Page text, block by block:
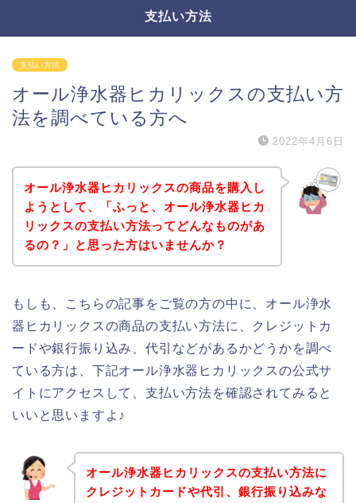
支払い方法
支払い方法
オール浄水器ヒカリックスの支払い方
法を調べている方へ
2022年4月6日
オール浄水器ヒカリックスの商品を購入し
ようとして、「ふっと、オール浄水器ヒカ
リックスの支払い方法ってどんなものがあ
るの？」と思った方はいませんか？
もしも、こちらの記事をご覧の方の中に、オール浄水
器ヒカリックスの商品の支払い方法に、クレジットカ
ードや銀行振り込み、代引などがあるかどうかを調べ
ている方は、下記オール浄水器ヒカリックスの公式サ
イトにアクセスして、支払い方法を確認されてみると
いいと思いますよ♪
オール浄水器ヒカリックスの支払い方法に
クレジットカードや代引、銀行振り込みな